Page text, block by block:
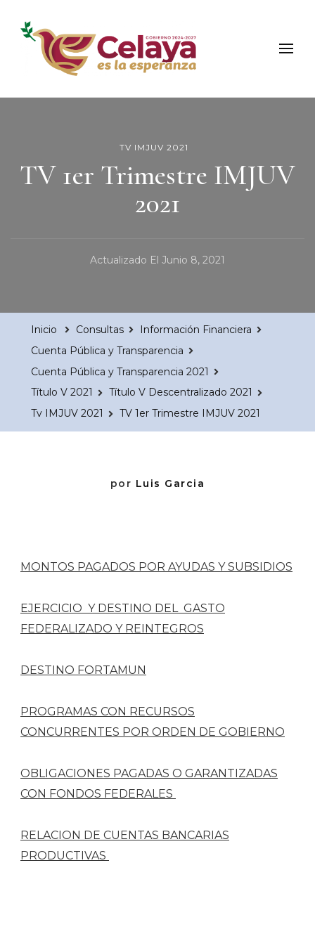
Municipio de Celaya
Portal Oficial del Municipio de Celaya
TV IMJUV 2021
TV 1er Trimestre IMJUV
2021
Actualizado El Junio 8, 2021
Inicio Consultas
Información Financiera
Cuenta Pública y Transparencia
Cuenta Pública y Transparencia 2021
Título V 2021
Título V Descentralizado 2021
Tv IMJUV 2021
TV 1er Trimestre IMJUV 2021
por Luis Garcia
MONTOS PAGADOS POR AYUDAS Y SUBSIDIOS
EJERCICIO Y DESTINO DEL GASTO
FEDERALIZADO Y REINTEGROS
DESTINO FORTAMUN
PROGRAMAS CON RECURSOS
CONCURRENTES POR ORDEN DE GOBIERNO
OBLIGACIONES PAGADAS O GARANTIZADAS
CON FONDOS FEDERALES
RELACION DE CUENTAS BANCARIAS
PRODUCTIVAS